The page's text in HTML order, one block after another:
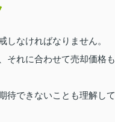
なければなりません。
それに合わせて売却価格も
待できないことも理解して